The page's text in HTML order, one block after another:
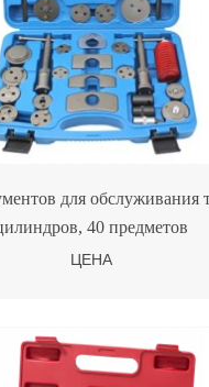
для обслуживания
40 предметов
ЦЕНА